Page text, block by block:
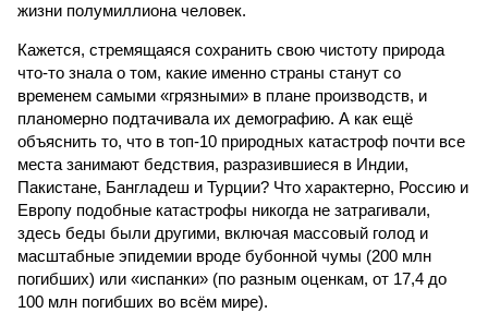
жизни полумиллиона человек.
Кажется, стремящаяся сохранить свою чистоту природа
что-то знала о том, какие именно страны станут со
временем самыми «грязными» в плане производств, и
планомерно подтачивала их демографию. А как ещё
объяснить то, что в топ-10 природных катастроф почти все
места занимают бедствия, разразившиеся в Индии,
Пакистане, Бангладеш и Турции? Что характерно, Россию и
Европу подобные катастрофы никогда не затрагивали,
здесь беды были другими, включая массовый голод и
масштабные эпидемии вроде бубонной чумы (200 млн
погибших) или «испанки» (по разным оценкам, от 17,4 до
100 млн погибших во всём мире).